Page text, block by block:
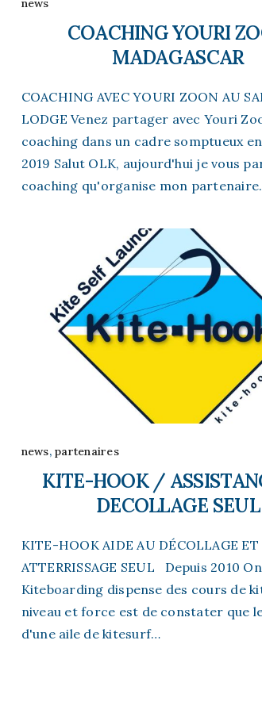
news
COACHING YOURI
MADAGASCAR
COACHING AVEC YOURI ZOON AU
LODGE Venez partager avec Youri
coaching dans un cadre somptueux
2019 Salut OLK, aujourd'hui je vous
coaching qu'organise mon
news,partenaires
KITE-HOOK /
DECOLLAGE SEUL
KITE-HOOK AIDE AU DÉCOLLAGE ET
ATTERRISSAGE SEUL Depuis 2010
Kiteboarding dispense des cours de
niveau et force est de constater que
d'une aile de kitesurf…
Présentation